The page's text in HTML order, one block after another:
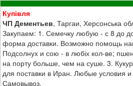
Купівля
ЧП Дементьев, Таргаи, Херсонська
Закупаем: 1. Семечку любую - с 8 до
форма доставки. Возможно помощь
Подсолнух и сою - в любіх кол-ве;
на порту больше, чем на суше. 3.
для поставки в Иран. Любые условия
Самовывоз.